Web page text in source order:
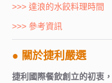
>>> 達浪的水餃料理時間
>>> 參考資訊
● 關於捷利嚴選
捷利國際餐飲創立的初衷